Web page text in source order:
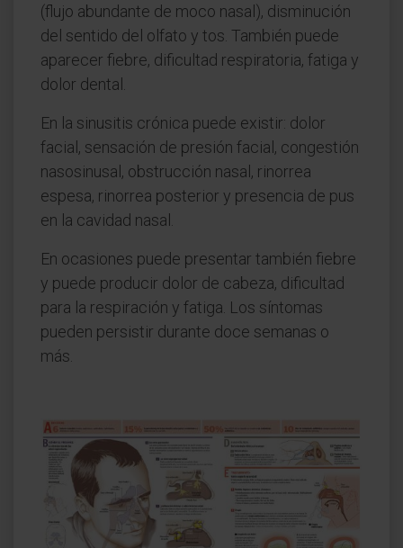
(flujo abundante de moco nasal), disminución
del sentido del olfato y tos. También puede
aparecer fiebre, dificultad respiratoria, fatiga y
dolor dental.
En la sinusitis crónica puede existir: dolor
facial, sensación de presión facial, congestión
nasosinusal, obstrucción nasal, rinorrea
espesa, rinorrea posterior y presencia de pus
en la cavidad nasal.
En ocasiones puede presentar también fiebre
y puede producir dolor de cabeza, dificultad
para la respiración y fatiga. Los síntomas
pueden persistir durante doce semanas o
más.